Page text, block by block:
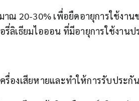
าณ 20-30% เพื่อยืดอายุการใช้งาน
รี่ลิเธียมไอออน ที่มีอายุการใช้งาน
รื่องเสียหายและทำให้การรับประ